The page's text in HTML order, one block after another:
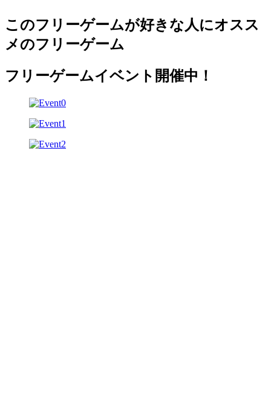
このフリーゲームが好きな人にオスス
メのフリーゲーム
フリーゲームイベント開催中！